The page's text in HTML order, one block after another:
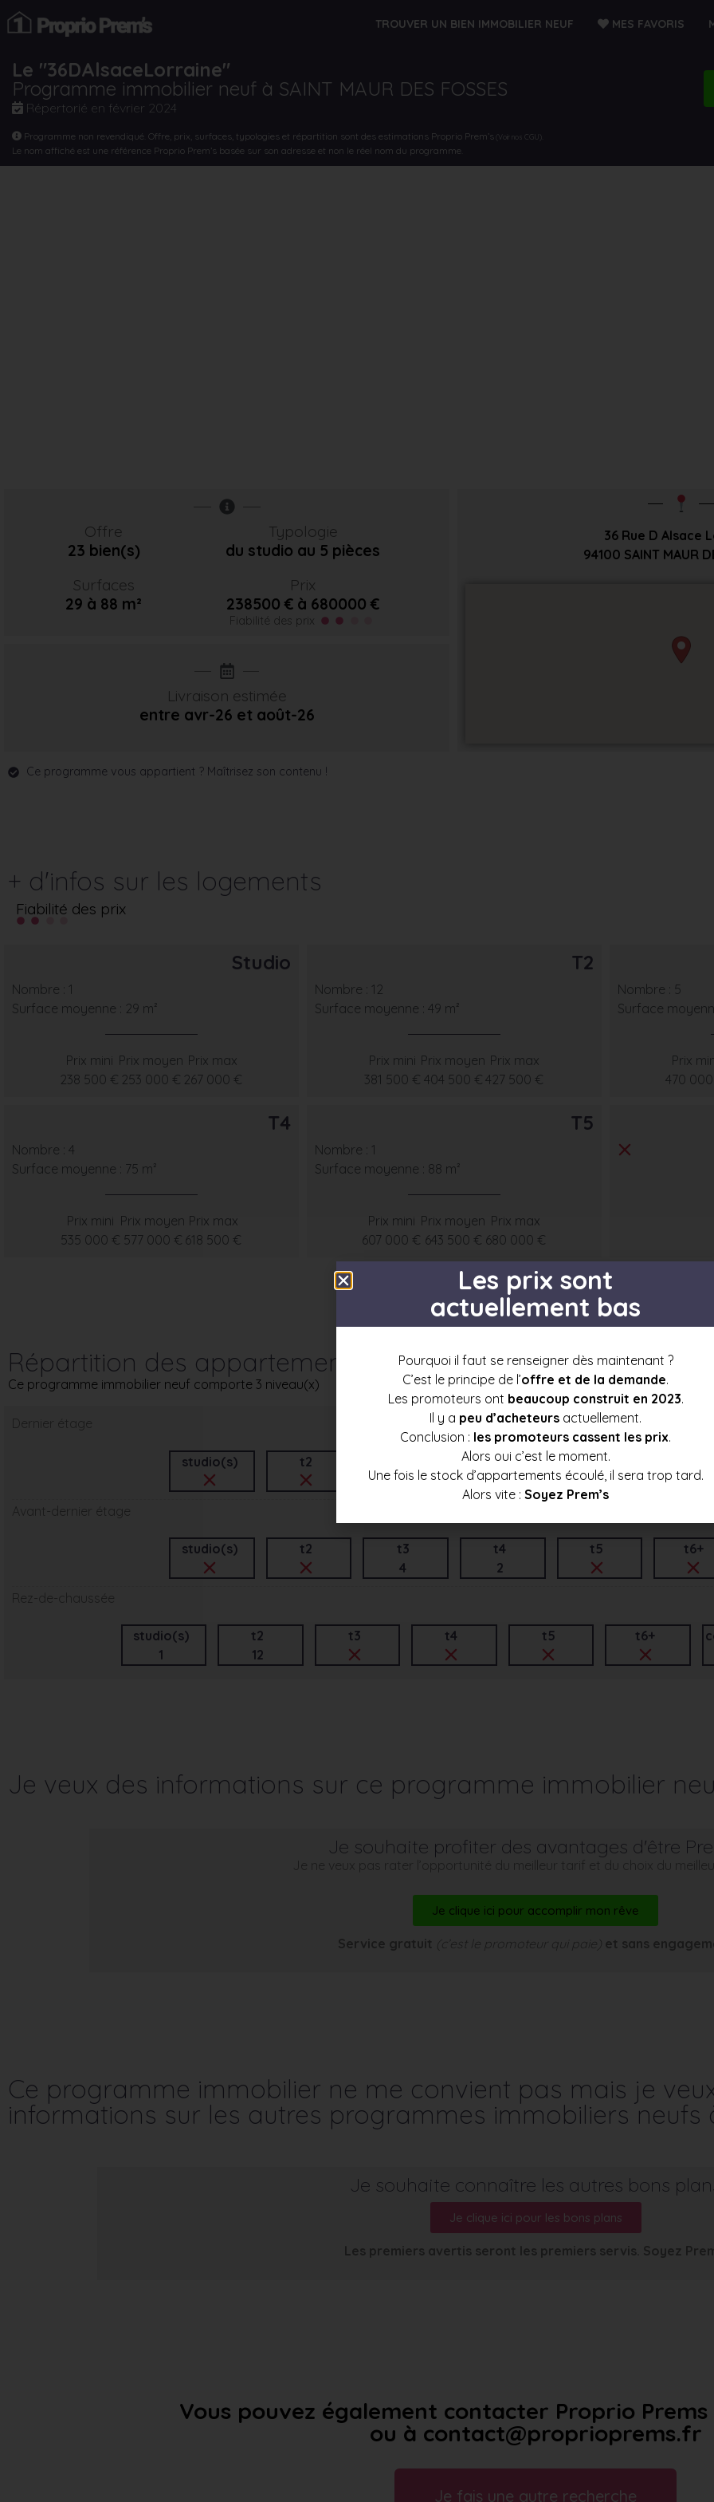
TROUVER UN BIEN IMMOBILIER NEUF MES FAVORIS
Le "36DAlsaceLorraine"
Programme immobilier neuf à SAINT MAUR DES FOSSES
Répertorié en février 2024
Programme non revendiqué. Offre, prix, surfaces, typologies et répartition sont des estimations Proprio Prem’s (Voir nos CGU)
Le nom affiché est une référence Proprio Prem’s basée sur son adresse et non le réel nom du programme.
Offre
23 bien(s)
Typologie
du studio au 5 pièces
Surfaces
29 à 88 m²
Prix
238500 € à 680000 €
Fiabilité des prix
Livraison estimée
entre avr-26 et août-26
36 Rue D Alsace
94100 SAINT MAUR
Ce programme vous appartient ? Maîtrisez son contenu !
+ d'infos sur les logements
Fiabilité des prix
Studio
Nombre : 1
Surface moyenne : 29 m²
Prix mini
238 500 €
Prix moyen
253 000 €
Prix max
267 000 €
T2
Nombre : 12
Surface moyenne : 49 m²
Prix mini
381 500 €
Prix moyen
404 500 €
Prix max
427 500 €
Nombre : 5
Surface
Prix
470
T4
Nombre : 4
Surface moyenne : 75 m²
Prix mini
535 000 €
Prix moyen
577 000 €
Prix max
618 500 €
T5
Nombre : 1
Surface moyenne : 88 m²
Prix mini
607 000 €
Prix moyen
643 500 €
Prix max
680 000 €
Répartition des appartements par étage
Ce programme immobilier neuf comporte 3 niveau(x)
Dernier étage
studio(s) t2
1
t4
2
t5
1
Avant-dernier étage
studio(s) t2
t3
4
t4
2
t5 t6+
Rez-de-chaussée
studio(s)
1
t2
12
t3 t4 t5 t6+
Je veux des informations sur ce programme immobilier
Je souhaite profiter des avantages d'être
Je ne veux pas rater l’opportunité du meilleur tarif et du choix du
Je clique ici pour accomplir mon rêve
Service gratuit (c’est le promoteur qui paie) et sans
Ce programme immobilier ne me convient pas mais je
informations sur les autres programmes immobiliers neufs
Je souhaite connaître les autres bons
Je clique ici pour les bons plans
Les premiers avertis seront les premiers servis. Soyez
Vous pouvez également contacter Proprio Prems
ou à contact@proprioprems.fr
Je fais une autre recherche
Les prix sont
actuellement bas
Pourquoi il faut se renseigner dès maintenant ?
C’est le principe de l’offre et de la demande.
Les promoteurs ont beaucoup construit en 2023.
Il y a peu d’acheteurs actuellement.
Conclusion : les promoteurs cassent les prix.
Alors oui c’est le moment.
Une fois le stock d’appartements écoulé, il sera trop tard.
Alors vite : Soyez Prem’s